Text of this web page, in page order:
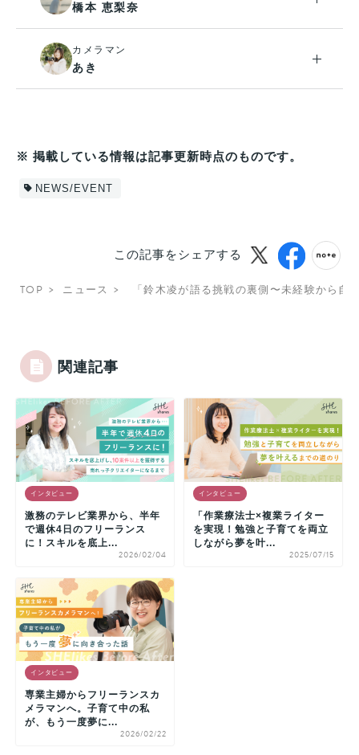
橋本 恵梨奈
カメラマン
あき
※ 掲載している情報は記事更新時点のものです。
NEWS/EVENT
この記事をシェアする
TOP ニュース 「鈴木凌が語る挑戦の裏側〜未経験から
関連記事
インタビュー
激務のテレビ業界から、半年
で週休4日のフリーランス
に！スキルを底上...
2026/02/04
インタビュー
「作業療法士×複業ライター
を実現！勉強と子育てを両立
しながら夢を叶...
2025/07/15
インタビュー
専業主婦からフリーランスカ
メラマンへ。子育て中の私
が、もう一度夢に...
2026/02/22